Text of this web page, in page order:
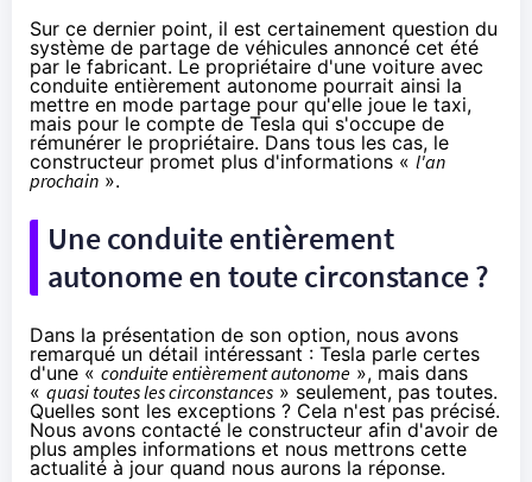
Sur ce dernier point, il est certainement question du
système de partage de véhicules annoncé cet été
par le fabricant. Le propriétaire d'une voiture avec
conduite entièrement autonome pourrait ainsi la
mettre en mode partage pour qu'elle joue le taxi,
mais pour le compte de Tesla qui s'occupe de
rémunérer le propriétaire. Dans tous les cas, le
constructeur promet plus d'informations « l'an
prochain ».
Une conduite entièrement
autonome en toute circonstance ?
Dans la présentation de son option, nous avons
remarqué un détail intéressant : Tesla parle certes
d'une « conduite entièrement autonome », mais dans
« quasi toutes les circonstances » seulement, pas toutes.
Quelles sont les exceptions ? Cela n'est pas précisé.
Nous avons contacté le constructeur afin d'avoir de
plus amples informations et nous mettrons cette
actualité à jour quand nous aurons la réponse.